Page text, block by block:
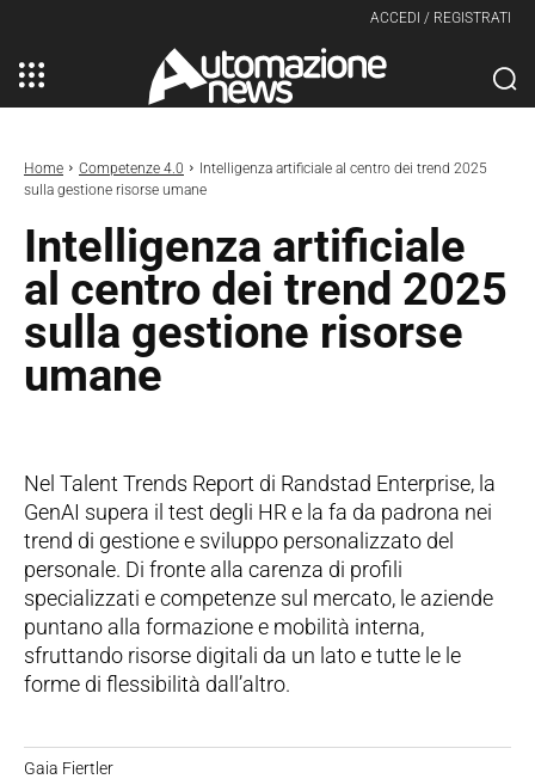
ACCEDI / REGISTRATI
Home Competenze 4.0
Intelligenza artificiale al centro dei trend 2025
sulla gestione risorse umane
Intelligenza artificiale
al centro dei trend 2025
sulla gestione risorse
umane
Nel Talent Trends Report di Randstad Enterprise, la
GenAI supera il test degli HR e la fa da padrona nei
trend di gestione e sviluppo personalizzato del
personale. Di fronte alla carenza di profili
specializzati e competenze sul mercato, le aziende
puntano alla formazione e mobilità interna,
sfruttando risorse digitali da un lato e tutte le le
forme di flessibilità dall’altro.
Gaia Fiertler